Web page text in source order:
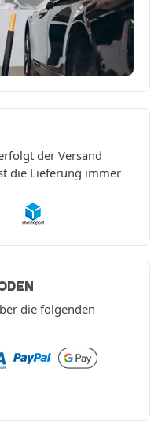
der Versand
die Lieferung immer
die folgenden